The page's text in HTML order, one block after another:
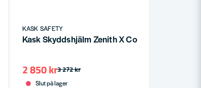
KASK SAFETY
Kask Skyddshjälm Zenith X Combo
3 272 kr
2 850 kr
Slut på lager